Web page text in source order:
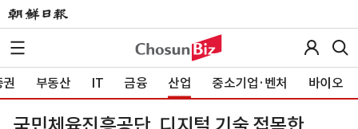
부동산 IT 금융 산업 중소기업·벤처 바이오